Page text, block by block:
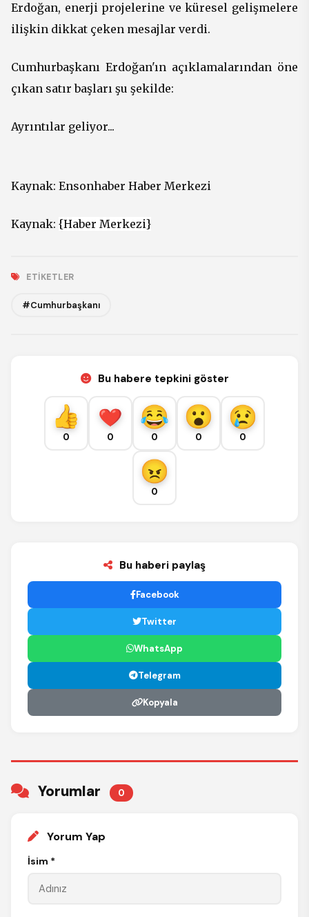
Erdoğan, enerji projelerine ve küresel gelişmelere
ilişkin dikkat çeken mesajlar verdi.
Cumhurbaşkanı Erdoğan'ın açıklamalarından öne
çıkan satır başları şu şekilde:
Ayrıntılar geliyor...
Kaynak: Ensonhaber Haber Merkezi
Kaynak: {Haber Merkezi}
ETIKETLER
#Cumhurbaşkanı
Bu habere tepkini göster
0 0 0 0 0
0
Bu haberi paylaş
Facebook
Twitter
WhatsApp
Telegram
Kopyala
Yorumlar 0
Yorum Yap
İsim *